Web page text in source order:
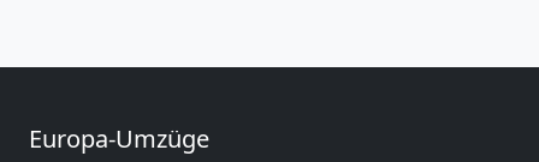
Europa-Umzüge